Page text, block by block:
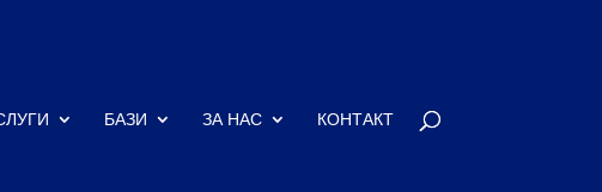
БАЗИ ЗА НАС КОНТАКТ